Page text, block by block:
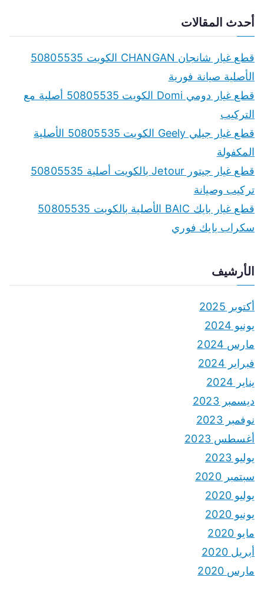
r
أحدث المقالات
قطع غيار شانجان CHANGAN الكويت 50805535
الأصلية صيانة فورية
قطع غيار دومي Domi الكويت 50805535 أصلية مع
التركيب
قطع غيار جيلي Geely الكويت 50805535 الأصلية
المكفولة
قطع غيار جيتور Jetour بالكويت أصلية 50805535
تركيب وصيانة
قطع غيار بايك BAIC الأصلية بالكويت 50805535
سكراب بايك فوري
الأرشيف
أكتوبر 2025
يونيو 2024
مارس 2024
فبراير 2024
يناير 2024
ديسمبر 2023
نوفمبر 2023
أغسطس 2023
يوليو 2023
سبتمبر 2020
يوليو 2020
يونيو 2020
مايو 2020
أبريل 2020
مارس 2020